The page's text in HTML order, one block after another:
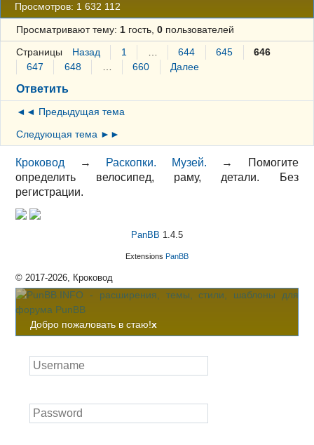
Просмотров: 1 632 112
Просматривают тему: 1гость, 0пользователей
Страницы Назад 1 … 644 645
646
647
648 … 660 Далее
Ответить
◄◄ Предыдущая тема
Следующая тема ►►
Кроковод → Раскопки. Музей. →
Помогите
определить велосипед, раму, детали. Без
регистрации.
PanBB 1.4.5
Extensions PanBB
© 2017-2026, Кроковод
Добро пожаловать в стаю!x